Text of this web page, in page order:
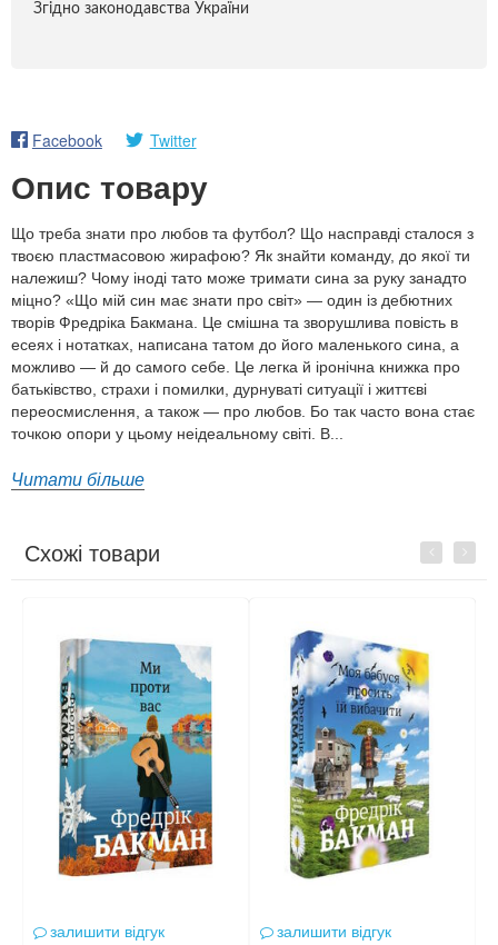
Згідно законодавства України
Facebook Twitter
Опис товару
Що треба знати про любов та футбол? Що насправді сталося з
твоєю пластмасовою жирафою? Як знайти команду, до якої ти
належиш? Чому іноді тато може тримати сина за руку занадто
міцно? «Що мій син має знати про світ» — один із дебютних
творів Фредріка Бакмана. Це смішна та зворушлива повість в
есеях і нотатках, написана татом до його маленького сина, а
можливо — й до самого себе. Це легка й іронічна книжка про
батьківство, страхи і помилки, дурнуваті ситуації і життєві
переосмислення, а також — про любов. Бо так часто вона стає
точкою опори у цьому неідеальному світі. В...
Читати більше
Схожі товари Previous
залишити відгук залишити відгук
Next